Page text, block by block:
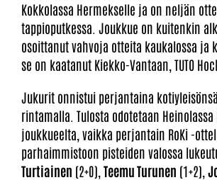
Kokkolassa Hermekselle ja on neljän
tappioputkessa. Joukkue on kuitenkin
osoittanut vahvoja otteita kaukalossa ja
se on kaatanut Kiekko-Vantaan, TUTO
Jukurit onnistui perjantaina
rintamalla. Tulosta odotetaan Heinolassa
joukkueelta, vaikka perjantain RoKi -
parhaimmistoon pisteiden valossa
Turtiainen (2+0), Teemu Turunen (1+2),